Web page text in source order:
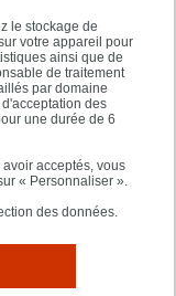
le stockage de
votre appareil pour
ainsi que de
de traitement
par domaine
des
une durée de 6
acceptés, vous
« Personnaliser ».
des données.